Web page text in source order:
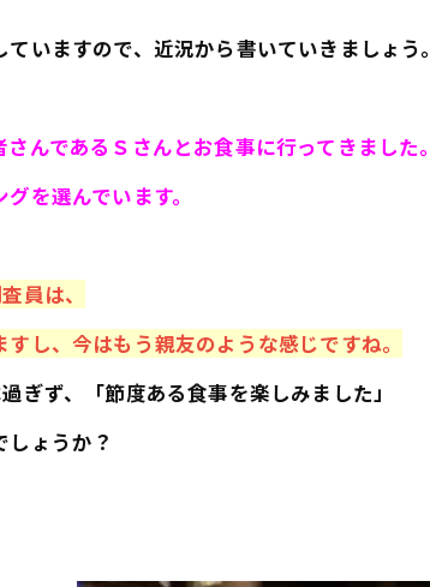
いますので、近況から書いていきましょう。
んであるＳさんとお食事に行ってきました。
を選んでいます。
員は、
し、今はもう親友のような感じですね。
ず、「節度ある食事を楽しみました」
ょうか？